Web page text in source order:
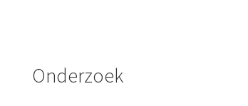
Onderzoek